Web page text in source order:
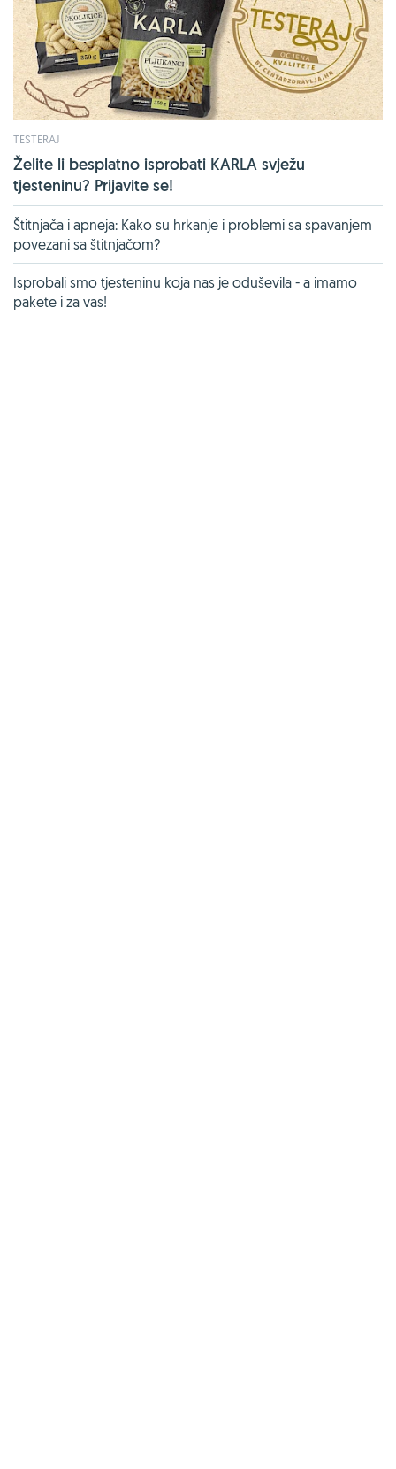
TESTERAJ
Želite li besplatno isprobati KARLA svježu
tjesteninu? Prijavite se!
Štitnjača i apneja: Kako su hrkanje i problemi sa spavanjem
povezani sa štitnjačom?
Isprobali smo tjesteninu koja nas je oduševila - a imamo
pakete i za vas!